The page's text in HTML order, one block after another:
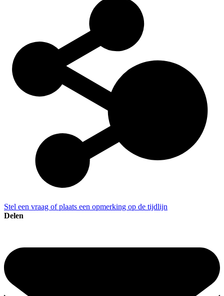
Stel een vraag of plaats een opmerking op de tijdlijn
Delen